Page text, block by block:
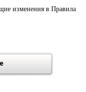
изменения в Правила